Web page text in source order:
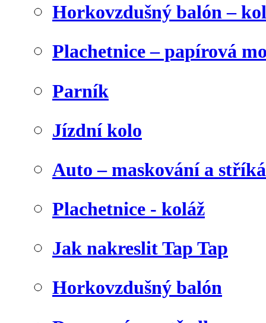
Horkovzdušný balón –
Plachetnice – papírová
Parník
Jízdní kolo
Auto – maskování a
Plachetnice - koláž
Jak nakreslit Tap Tap
Horkovzdušný balón